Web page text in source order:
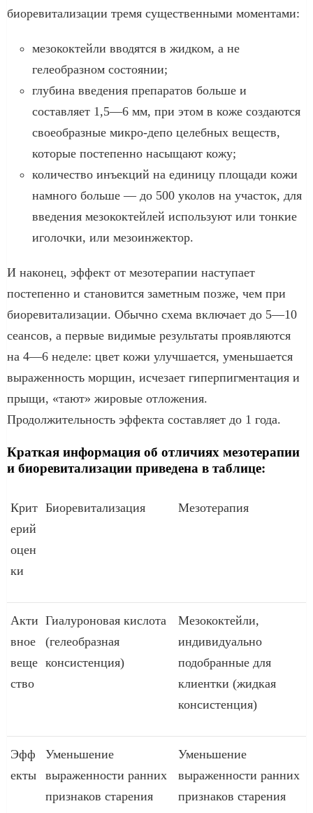
биоревитализации тремя существенными моментами:
мезококтейли вводятся в жидком, а не
гелеобразном состоянии;
глубина введения препаратов больше и
составляет 1,5—6 мм, при этом в коже создаются
своеобразные микро-депо целебных веществ,
которые постепенно насыщают кожу;
количество инъекций на единицу площади кожи
намного больше — до 500 уколов на участок, для
введения мезококтейлей используют или тонкие
иголочки, или мезоинжектор.
И наконец, эффект от мезотерапии наступает
постепенно и становится заметным позже, чем при
биоревитализации. Обычно схема включает до 5—10
сеансов, а первые видимые результаты проявляются
на 4—6 неделе: цвет кожи улучшается, уменьшается
выраженность морщин, исчезает гиперпигментация и
прыщи, «тают» жировые отложения.
Продолжительность эффекта составляет до 1 года.
Краткая информация об отличиях мезотерапии
и биоревитализации приведена в таблице:
Крит
ерий
оцен
ки
Биоревитализация Мезотерапия
Акти
вное
веще
ство
Гиалуроновая кислота
(гелеобразная
консистенция)
Мезококтейли,
индивидуально
подобранные для
клиентки (жидкая
консистенция)
Эфф
екты
Уменьшение
выраженности ранних
признаков старения
Уменьшение
выраженности ранних
признаков старения